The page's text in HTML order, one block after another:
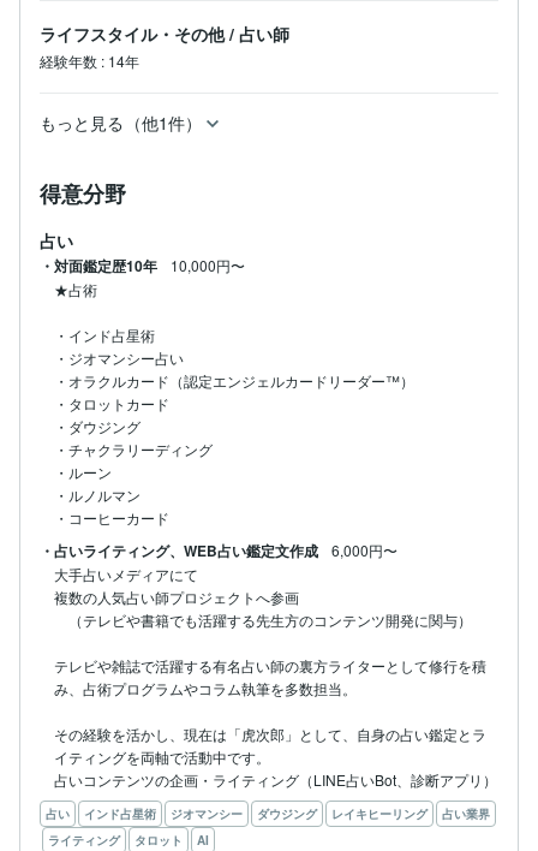
ライフスタイル・その他 / 占い師
経験年数 : 14年
もっと見る（他1件）
得意分野
占い
・対面鑑定歴10年
10,000円〜
★占術
・インド占星術
・ジオマンシー占い
・オラクルカード（認定エンジェルカードリーダー™）
・タロットカード
・ダウジング
・チャクラリーディング
・ルーン
・ルノルマン
・占いライティング、WEB占い鑑定文作成
6,000円〜
大手占いメディアにて
複数の人気占い師プロジェクトへ参画
（テレビや書籍でも活躍する先生方のコンテンツ開発に関与）
テレビや雑誌で活躍する有名占い師の裏方ライターとして修行を積
み、占術プログラムやコラム執筆を多数担当。
その経験を活かし、現在は「虎次郎」として、自身の占い鑑定とラ
イティングを両軸で活動中です。
占いコンテンツの企画・ライティング（LINE占いBot、診断アプリ）
占い インド占星術 ジオマンシー ダウジング レイキヒーリング
占い業界
ライティング
タロット AI